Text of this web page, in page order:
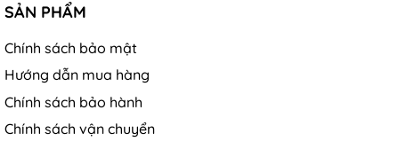
SẢN PHẨM
Chính sách bảo mật
Hướng dẫn mua hàng
Chính sách bảo hành
Chính sách vận chuyển